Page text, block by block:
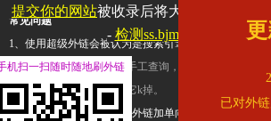
常见问题
1、使用超级外链会被认为是搜索引擎优化作弊吗？ 超
查询工具，模拟的是正常手工查询，不是作弊。如果是
推广竞争对手的网址，让它k掉。
2、网站优化单纯依靠超级外链加单向链接可行吗？
提交你的网站被收录后将大幅提升流量和
- 检测ss.bjmu.edu.cn是否
已对外
机扫一扫随时随地刷外链